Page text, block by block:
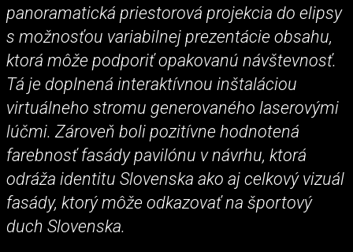
panoramatická priestorová projekcia do elipsy
s možnosťou variabilnej prezentácie obsahu,
ktorá môže podporiť opakovanú návštevnosť.
Tá je doplnená interaktívnou inštaláciou
virtuálneho stromu generovaného laserovými
lúčmi. Zároveň boli pozitívne hodnotená
farebnosť fasády pavilónu v návrhu, ktorá
odráža identitu Slovenska ako aj celkový vizuál
fasády, ktorý môže odkazovať na športový
duch Slovenska.